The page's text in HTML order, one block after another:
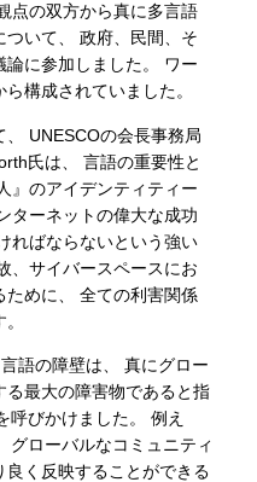
点の双方から真に多言語
いて、 政府、民間、そ
論に参加しました。 ワー
構成されていました。
UNESCOの会長事務局
氏は、 言語の重要性と
』のアイデンティティー
ターネットの偉大な成功
ればならないという強い
、サイバースペースにお
ために、 全ての利害関係
語の障壁は、 真にグロー
最大の障害物であると指
呼びかけました。 例え
グローバルなコミュニティ
く反映することができる